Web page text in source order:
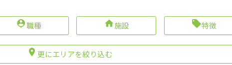
職種 施設 特徴
 更にエリアを絞り込む